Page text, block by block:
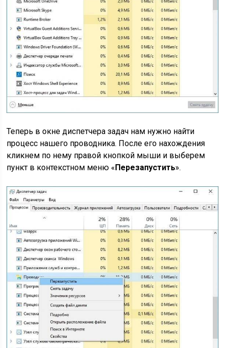
Теперь в окне диспетчера задач нам нужно найти
процесс нашего проводника. После его нахождения
кликнем по нему правой кнопкой мыши и выберем
пункт в контекстном меню « Перезапустить».